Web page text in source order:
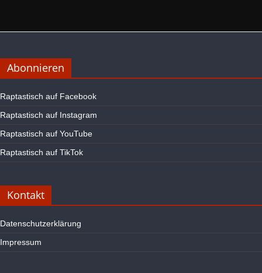
Abonnieren
Raptastisch auf Facebook
Raptastisch auf Instagram
Raptastisch auf YouTube
Raptastisch auf TikTok
Kontakt
Datenschutzerklärung
Impressum